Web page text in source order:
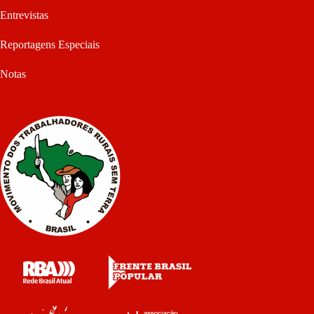
Entrevistas
Reportagens Especiais
Notas